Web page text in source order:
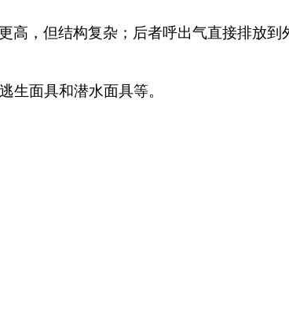
，但结构复杂；后者呼出气直接排放
面具和潜水面具等。